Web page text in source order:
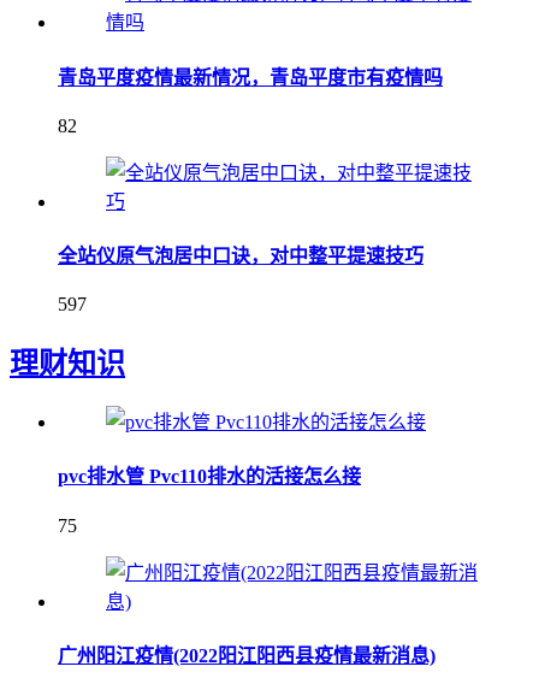
青岛平度疫情最新情况，青岛平度市有疫情吗
82
全站仪原气泡居中口诀，对中整平提速技巧
597
理财知识
pvc排水管 Pvc110排水的活接怎么接
75
广州阳江疫情(2022阳江阳西县疫情最新消息)